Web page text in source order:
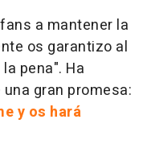
a mantener la
os garantizo al
pena". Ha
gran promesa:
y os hará